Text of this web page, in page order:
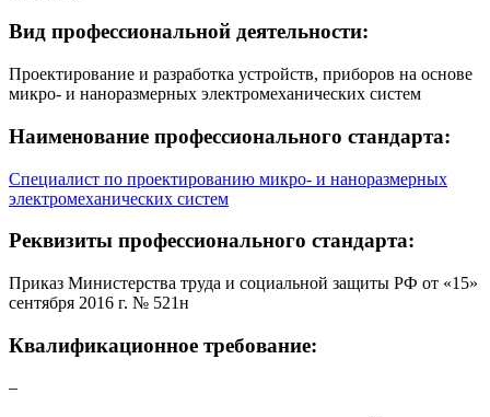
Вид профессиональной деятельности:
Проектирование и разработка устройств, приборов на основе
микро- и наноразмерных электромеханических систем
Наименование профессионального стандарта:
Специалист по проектированию микро- и наноразмерных
электромеханических систем
Реквизиты профессионального стандарта:
Приказ Министерства труда и социальной защиты РФ от «15»
сентября 2016 г. № 521н
Квалификационное требование:
–